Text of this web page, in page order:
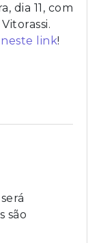
dia 11, com
neste link!
são